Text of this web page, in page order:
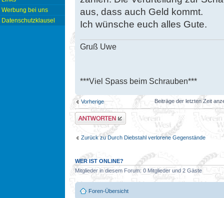
Werbung bei uns
Datenschutzklausel
aus, dass auch Geld kommt.
Ich wünsche euch alles Gute.
Gruß Uwe
***Viel Spass beim Schrauben***
Vorherige Beiträge der letzten Zeit
Antwort erstellen
Zurück zu Durch Diebstahl verlorene Gegenstände
WER IST ONLINE?
Mitglieder in diesem Forum: 0 Mitglieder und 2 Gäste
Foren-Übersicht